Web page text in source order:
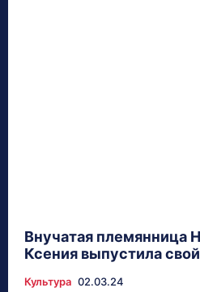
Внучатая племянница
Ксения выпустила
Культура 02.03.24